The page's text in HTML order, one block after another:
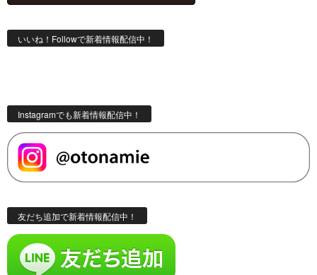
いいね！Followで新着情報配信中！
Instagramでも新着情報配信中！
友だち追加で新着情報配信中！